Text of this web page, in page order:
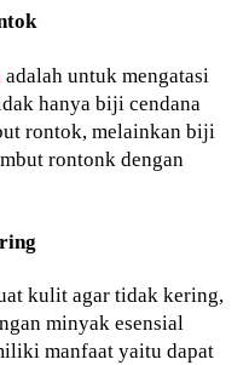
adalah untuk mengatasi
hanya biji cendana
rontok, melainkan biji
rontonk dengan
kulit agar tidak kering,
minyak esensial
manfaat yaitu dapat